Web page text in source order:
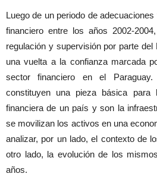
Luego de un periodo de
financiero entre los años 2002-
regulación y supervisión por parte
una vuelta a la confianza marcada
sector financiero en el
constituyen una pieza básica para
financiera de un país y son la
se movilizan los activos en una
analizar, por un lado, el contexto de
otro lado, la evolución de los
años.